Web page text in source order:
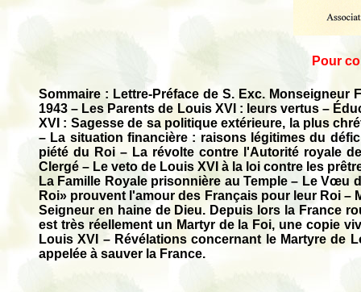
Pour
Sommaire : Lettre-Préface de S. Exc.
1943– Les Parents de Louis XVI : leurs vertus–
XVI : Sagesse de sa politique extérieure, la plus
– La situation financière : raisons légitimes du
piété du Roi – La révolte contre l'Autorité royale
Clergé – Le veto de Louis XVI à la loi contre les
La Famille Royale prisonnière au Temple– Le Vœu
Roi» prouvent l'amour des Français pour leur Roi–
Seigneur en haine de Dieu. Depuis lors la France
est très réellement un Martyr de la Foi, une copie
Louis XVI – Révélations concernant le Martyre de
appelée à sauver la France.